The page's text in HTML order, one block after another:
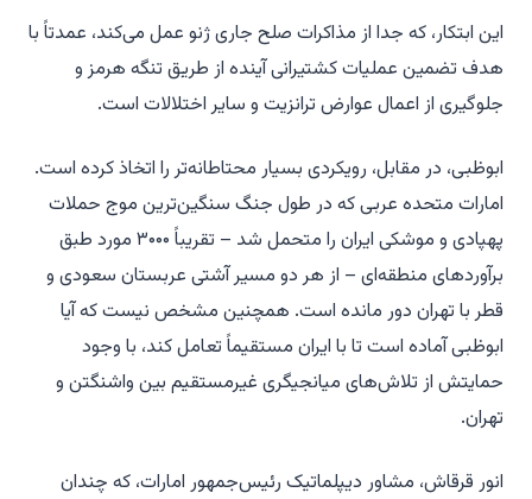
این ابتکار، که جدا از مذاکرات صلح جاری ژنو عمل می‌کند، عمدتاً با
هدف تضمین عملیات کشتیرانی آینده از طریق تنگه هرمز و
جلوگیری از اعمال عوارض ترانزیت و سایر اختلالات است.
ابوظبی، در مقابل، رویکردی بسیار محتاطانه‌تر را اتخاذ کرده است.
امارات متحده عربی که در طول جنگ سنگین‌ترین موج حملات
پهپادی و موشکی ایران را متحمل شد – تقریباً ۳۰۰۰ مورد طبق
برآوردهای منطقه‌ای – از هر دو مسیر آشتی عربستان سعودی و
قطر با تهران دور مانده است. همچنین مشخص نیست که آیا
ابوظبی آماده است تا با ایران مستقیماً تعامل کند، با وجود
حمایتش از تلاش‌های میانجیگری غیرمستقیم بین واشنگتن و
تهران.
انور قرقاش، مشاور دیپلماتیک رئیس‌جمهور امارات، که چندان